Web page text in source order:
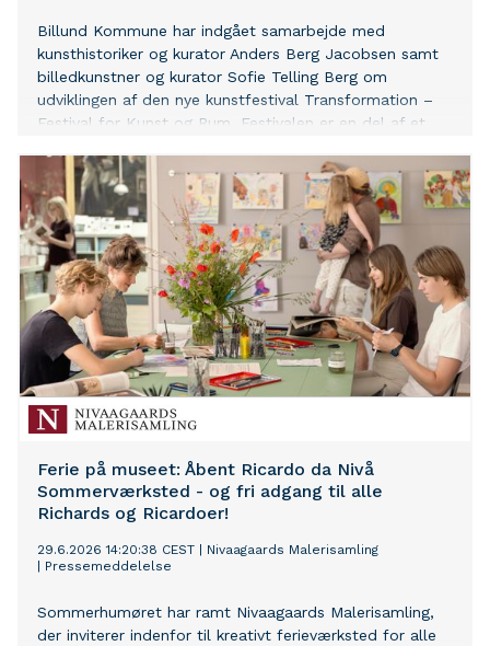
Billund Kommune har indgået samarbejde med
kunsthistoriker og kurator Anders Berg Jacobsen samt
billedkunstner og kurator Sofie Telling Berg om
udviklingen af den nye kunstfestival Transformation –
Festival for Kunst og Rum. Festivalen er en del af et
finansieret af kulturaftalemidler fra Kulturministeriet.
Ferie på museet: Åbent Ricardo da Nivå
Sommerværksted - og fri adgang til alle
Richards og Ricardoer!
29.6.2026 14:20:38 CEST
Nivaagaards Malerisamling
Pressemeddelelse
Sommerhumøret har ramt Nivaagaards Malerisamling,
der inviterer indenfor til kreativt ferieværksted for alle